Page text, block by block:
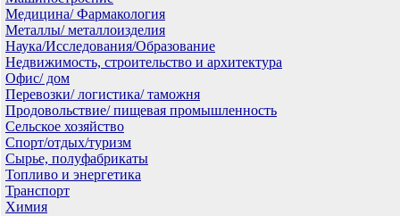
Медицина/ Фармакология
Металлы/ металлоизделия
Наука/Исследования/Образование
Недвижимость, строительство и архитектура
Офис/ дом
Перевозки/ логистика/ таможня
Продовольствие/ пищевая промышленность
Сельское хозяйство
Спорт/отдых/туризм
Сырье, полуфабрикаты
Топливо и энергетика
Транспорт
Химия